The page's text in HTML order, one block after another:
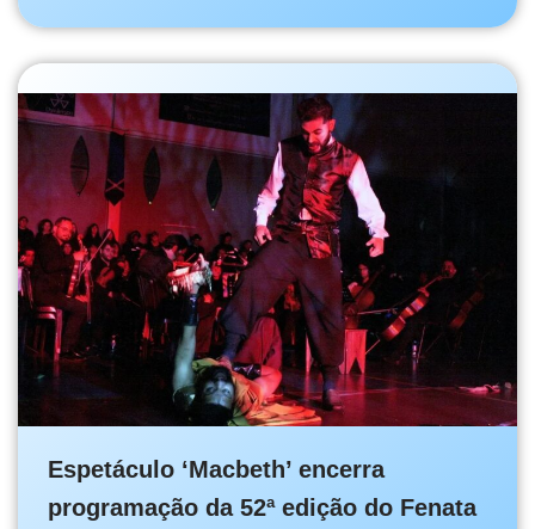
Espetáculo ‘Macbeth’ encerra
programação da 52ª edição do Fenata